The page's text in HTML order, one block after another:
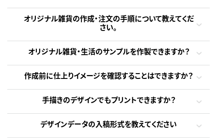
オリジナル雑貨の作成・注文の手順について教えてくだ
さい。
オリジナル雑貨・生活のサンプルを作製できますか？
作成前に仕上りイメージを確認することはできますか？
手描きのデザインでもプリントできますか？
デザインデータの入稿形式を教えてください